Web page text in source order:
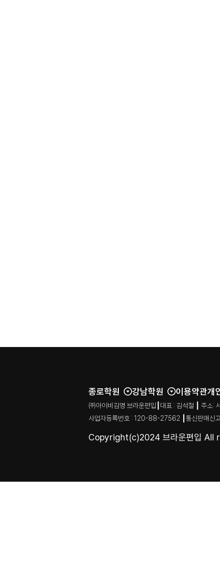
종로학원 강남학원 이용약관개
㈜아이비김영 브라운편입┃대표 : 김석철 ┃ 주
사업자등록번호 : 120-88-27562 ┃통신판매신
Copyright(c)2024 브라운편입